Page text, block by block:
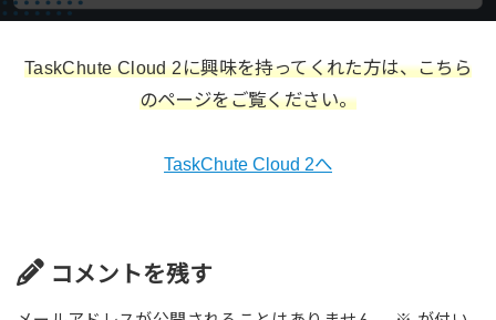
TaskChute Cloud 2に興味を持ってくれた方は、こちら
のページをご覧ください。
TaskChute Cloud 2へ
コメントを残す